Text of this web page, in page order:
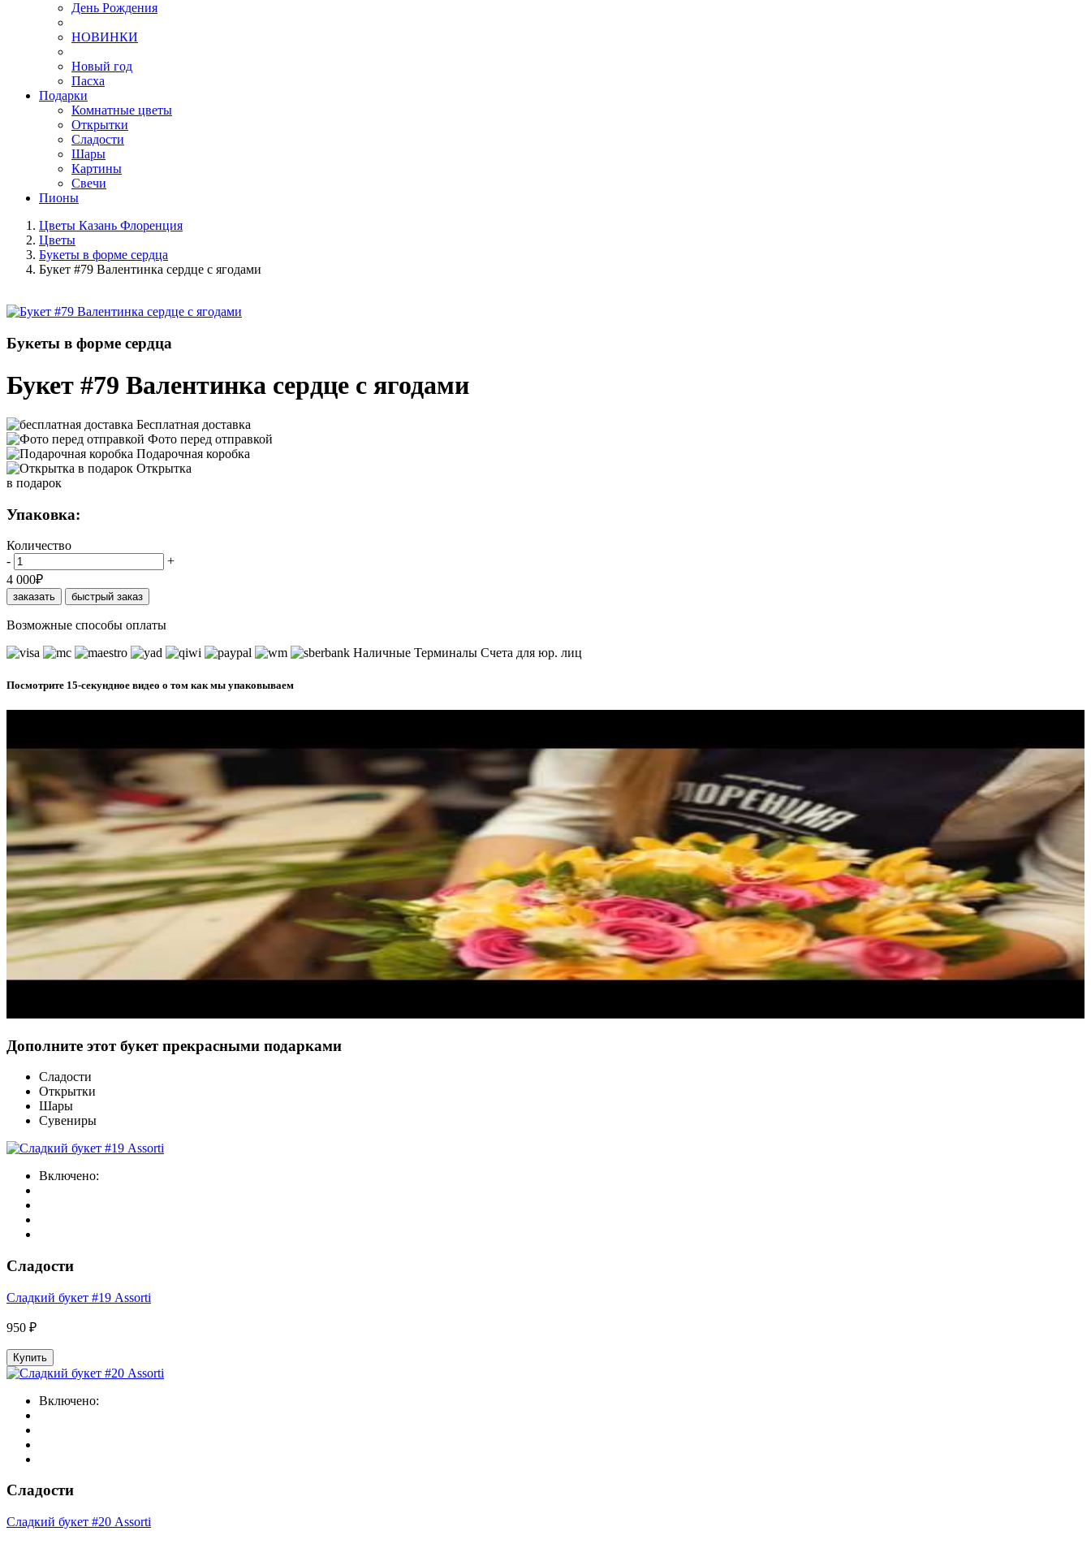
День Рождения
НОВИНКИ
Новый год
Пасха
Подарки
Комнатные цветы
Открытки
Сладости
Шары
Картины
Свечи
Пионы
Цветы Казань Флоренция
Цветы
Букеты в форме сердца
Букет #79 Валентинка сердце с ягодами
Букеты в форме сердца
Букет #79 Валентинка сердце с ягодами
Бесплатная доставка
Фото перед отправкой
Подарочная коробка
Открытка
в подарок
Упаковка:
Количество
-
+
4 000₽
заказать быстрый заказ
Возможные способы оплаты
Наличные Терминалы Счета для юр. лиц
Посмотрите 15-секундное видео о том как мы упаковываем
Дополните этот букет прекрасными подарками
Сладости
Открытки
Шары
Сувениры
Включено:
Сладости
Сладкий букет #19 Assorti
950 ₽
Купить
Включено:
Сладости
Сладкий букет #20 Assorti